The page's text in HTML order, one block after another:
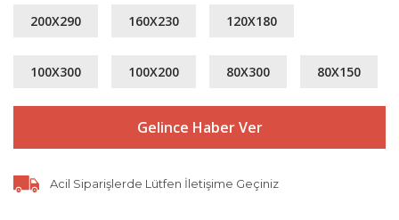
200X290 160X230 120X180
100X300 100X200 80X300 80X150
Gelince Haber Ver
Acil Siparişlerde Lütfen İletişime Geçiniz